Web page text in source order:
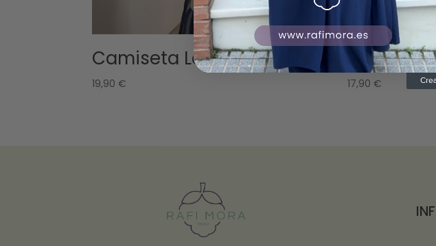
Camiseta Langosta
19,90 €
Camiseta
17,90 €